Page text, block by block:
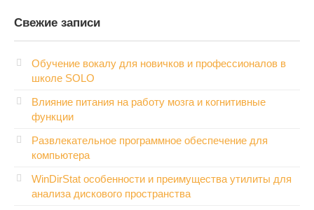
Свежие записи
Обучение вокалу для новичков и профессионалов в
школе SOLO
Влияние питания на работу мозга и когнитивные
функции
Развлекательное программное обеспечение для
компьютера
WinDirStat особенности и преимущества утилиты для
анализа дискового пространства